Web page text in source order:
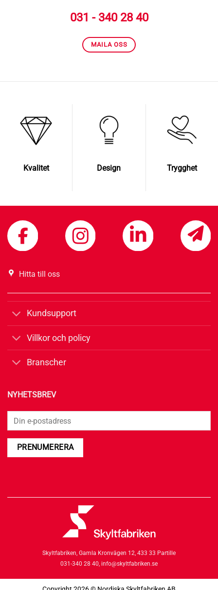
031 - 340 28 40
MAILA OSS
Kvalitet Design Trygghet
Hitta till oss
Kundsupport
Villkor och policy
Branscher
NYHETSBREV
Skyltfabriken, Gamla Kronvägen 12, 433 33 Partille
031-340 28 40, info@skyltfabriken.se